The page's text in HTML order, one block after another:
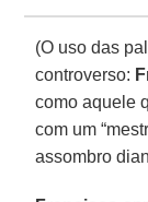
(O uso das
controverso:
como aquele
com um
assombro